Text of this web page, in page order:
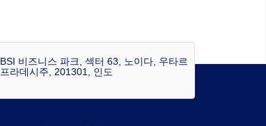
BSI 비즈니스 파크, 섹터 63, 노이다, 우타르
프라데시주, 201301, 인도